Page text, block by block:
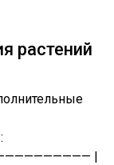
растений
|